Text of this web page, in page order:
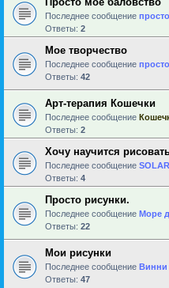
Последнее сообщение
Ответы: 2
Мое творчество
Последнее сообщение
Ответы: 42
Арт-терапия Кошечки
Последнее сообщение
Ответы: 2
Хочу научится
Последнее сообщение
Ответы: 4
Просто рисунки.
Последнее сообщение Море
Ответы: 22
Мои рисунки
Последнее сообщение Винни
Ответы: 47